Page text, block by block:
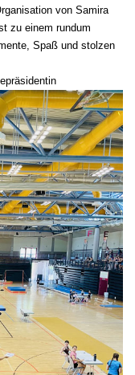
von Samira
zu einem rundum
Spaß und stolzen